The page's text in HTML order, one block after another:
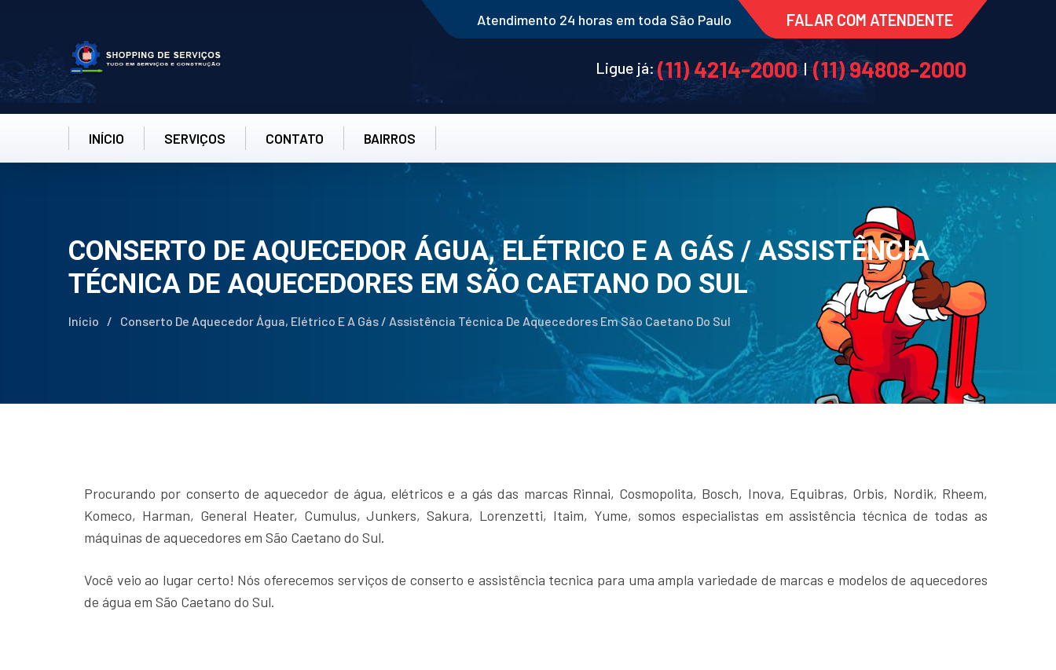
Atendimento 24 horas em toda São Paulo FALAR COM ATENDENTE
Ligue já:(11) 4214-2000|(11) 94808-2000
INÍCIO SERVIÇOS CONTATO BAIRROS
CONSERTO DE AQUECEDOR ÁGUA, ELÉTRICO E A GÁS / ASSISTÊNCIA
TÉCNICA DE AQUECEDORES EM SÃO CAETANO DO SUL
Início / Conserto De Aquecedor Água, Elétrico E A Gás / Assistência Técnica De Aquecedores Em São Caetano Do Sul
Procurando por conserto de aquecedor de água, elétricos e a gás das marcas Rinnai, Cosmopolita, Bosch, Inova, Equibras, Orbis, Nordik, Rheem,
Komeco, Harman, General Heater, Cumulus, Junkers, Sakura, Lorenzetti, Itaim, Yume, somos especialistas em assistência técnica de todas as
máquinas de aquecedores em São Caetano do Sul.
Você veio ao lugar certo! Nós oferecemos serviços de conserto e assistência tecnica para uma ampla variedade de marcas e modelos de aquecedores
de água em São Caetano do Sul.